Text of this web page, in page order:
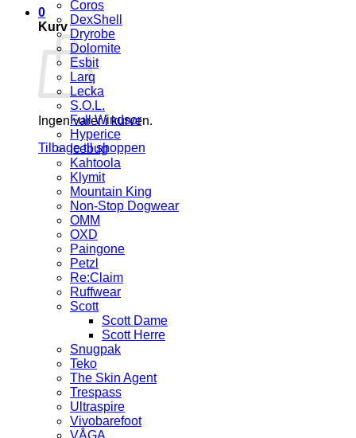
0
Kurv
Ingen varer i kurven.
Tilbage til shoppen
Coros
DexShell
Dryrobe
Dolomite
Esbit
Larq
Lecka
S.O.L.
Full Windsor
Hyperice
Icebug
Kahtoola
Klymit
Mountain King
Non-Stop Dogwear
OMM
OXD
Paingone
Petzl
Re:Claim
Ruffwear
Scott
Scott Dame
Scott Herre
Snugpak
Teko
The Skin Agent
Trespass
Ultraspire
Vivobarefoot
VÅGA